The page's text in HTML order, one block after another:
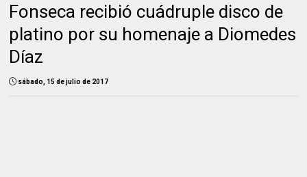
Fonseca recibió cuádruple disco de
platino por su homenaje a Diomedes
Díaz
sábado, 15 de julio de 2017